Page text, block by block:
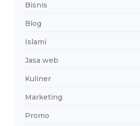
Bisnis
Blog
Islami
Jasa web
Kuliner
Marketing
Promo